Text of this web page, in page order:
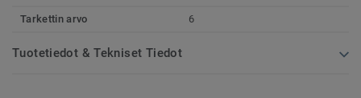
Tarkettin arvo 6
Tuotetiedot & Tekniset Tiedot